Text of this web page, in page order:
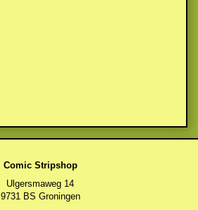
Comic Stripshop
Ulgersmaweg 14
9731 BS Groningen